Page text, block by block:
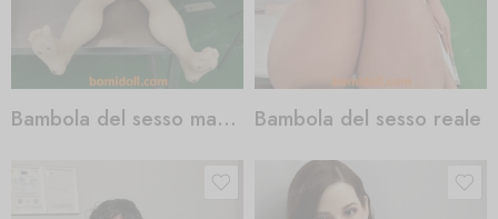
Bambola del sesso maschile Bambola del sesso reale